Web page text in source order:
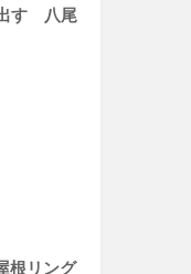
す 八尾
根リング